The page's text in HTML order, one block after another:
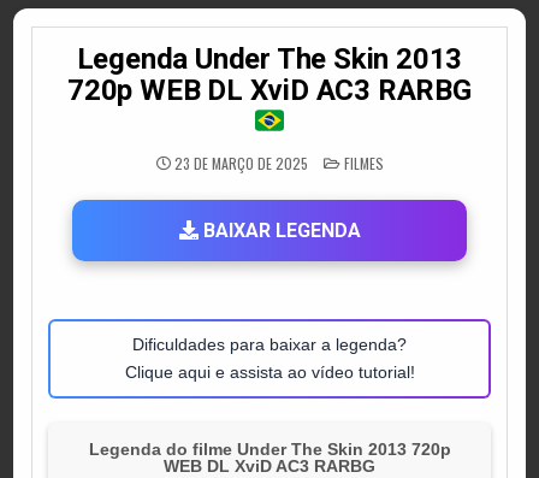
Legenda Under The Skin 2013
720p WEB DL XviD AC3 RARBG
23 DE MARÇO DE 2025 POSTED
IN
FILMES
BAIXAR LEGENDA
Dificuldades para baixar a legenda?
Clique aqui e assista ao vídeo tutorial!
Legenda do filme Under The Skin 2013 720p
WEB DL XviD AC3 RARBG